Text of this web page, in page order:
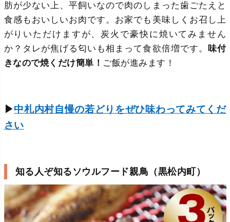
肪が少ない上、平飼いなので肉のしまった歯ごたえと
食感もおいしいお肉です。お家でも美味しくお召し上
がりいただけますが、炭火で豪快に焼いてみません
か？タレが焦げる匂いも相まって食欲倍増です。 味付
きなので焼くだけ簡単！ ご飯が進みます！
▶中札内村自慢の若どりをぜひ味わってみてくだ
さい
知る人ぞ知るソウルフード親鳥（黒松内町）